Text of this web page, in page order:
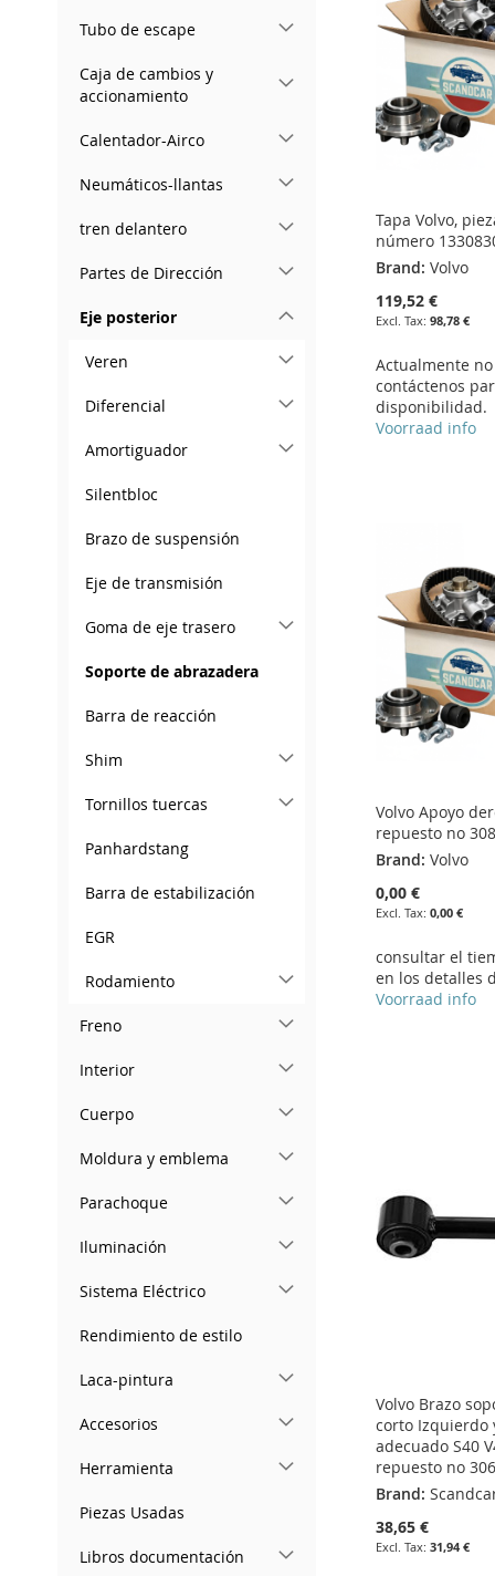
LIST
COMPARE
Tapa Volvo,
número
Brand: Volvo
119,52 €
98,78 €
Actualmente
contáctenos
disponibilidad.
Voorraad info
ADD
TO
WISH
LIST
ADD
TO
COMPARE
ADD
TO
WISH
LIST
ADD
TO
COMPARE
ADD
TO
WISH
LIST
ADD
TO
COMPARE
ADD
TO
WISH
LIST
ADD
TO
COMPARE
Volvo Apoyo
repuesto no
Brand: Volvo
0,00 €
0,00 €
consultar el
en los detalles
Voorraad info
Add to Cart
ADD
TO
WISH
LIST
ADD
TO
COMPARE
Add to Cart
ADD
TO
WISH
LIST
ADD
TO
COMPARE
Add to Cart
ADD
TO
WISH
LIST
ADD
TO
COMPARE
LIST
COMPARE
Volvo Brazo
corto Izquierdo
adecuado S40
repuesto no
Brand:
38,65 €
31,94 €
Tubo de escape
Caja de cambios y
accionamiento
Calentador-Airco
Neumáticos-llantas
tren delantero
Partes de Dirección
Eje posterior
Veren
Diferencial
Amortiguador
Silentbloc
Brazo de suspensión
Eje de transmisión
Goma de eje trasero
Soporte de abrazadera
Barra de reacción
Shim
Tornillos tuercas
Panhardstang
Barra de estabilización
EGR
Rodamiento
Freno
Interior
Cuerpo
Moldura y emblema
Parachoque
Iluminación
Sistema Eléctrico
Rendimiento de estilo
Laca-pintura
Accesorios
Herramienta
Piezas Usadas
Libros documentación